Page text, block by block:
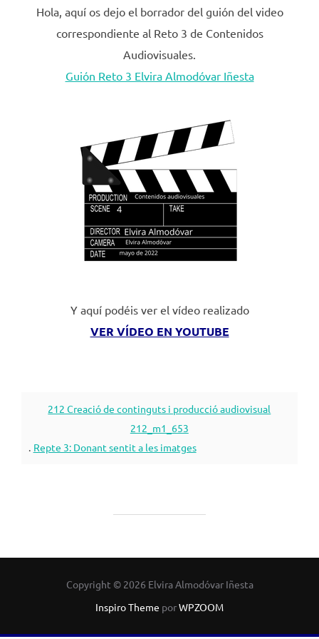
Hola, aquí os dejo el borrador del guión del video
correspondiente al Reto 3 de Contenidos
Audiovisuales.
Guión Reto 3 Elvira Almodóvar Iñesta
Y aquí podéis ver el vídeo realizado
VER VÍDEO EN YOUTUBE
212 Creació de continguts i producció audiovisual
212_m1_653
. Repte 3: Donant sentit a les imatges
Copyright © 2026 Elvira Almodóvar Iñesta
Inspiro Theme porWPZOOM